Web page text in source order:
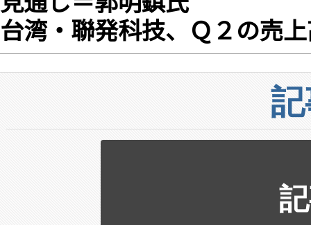
台湾・聯発科技、Ｑ２の売